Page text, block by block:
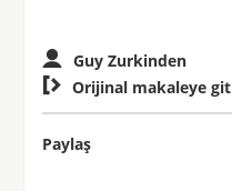
Guy Zurkinden
 Orijinal makaleye git
Paylaş